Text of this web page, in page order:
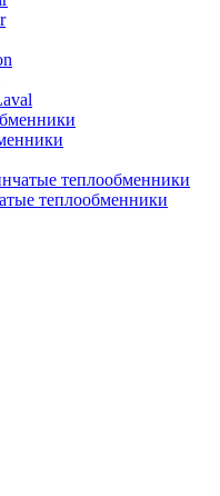
теплообменники
теплообменники